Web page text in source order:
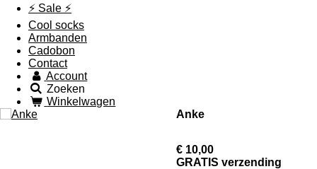
⚡️ Sale ⚡️
Cool socks
Armbanden
Cadobon
Contact
Account
Zoeken
Winkelwagen
Anke
€ 10,00
GRATIS verzending